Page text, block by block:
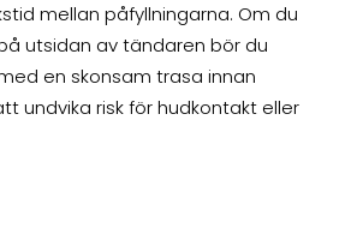
mellan påfyllningarna. Om du
utsidan av tändaren bör du
en skonsam trasa innan
undvika risk för hudkontakt eller